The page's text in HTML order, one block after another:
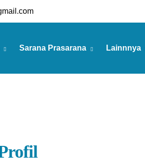
Sarana Prasarana Lainnnya